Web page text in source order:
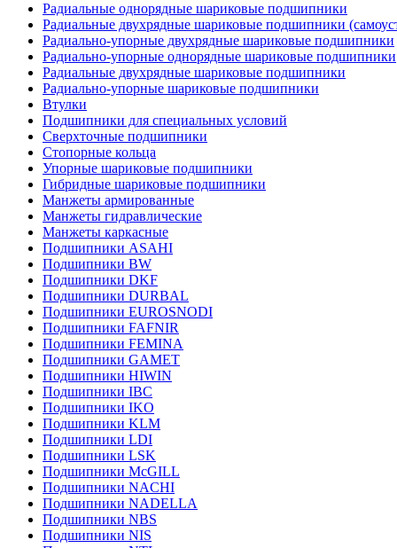
Радиальные однорядные шариковые подшипники
Радиальные двухрядные шариковые подшипники
Радиально-упорные двухрядные шариковые подшипники
Радиально-упорные однорядные шариковые подшипники
Радиальные двухрядные шариковые подшипники
Радиально-упорные шариковые подшипники
Втулки
Подшипники для специальных условий
Сверхточные подшипники
Стопорные кольца
Упорные шариковые подшипники
Гибридные шариковые подшипники
Манжеты армированные
Манжеты гидравлические
Манжеты каркасные
Подшипники ASAHI
Подшипники BW
Подшипники DKF
Подшипники DURBAL
Подшипники EUROSNODI
Подшипники FAFNIR
Подшипники FEMINA
Подшипники GAMET
Подшипники HIWIN
Подшипники IBC
Подшипники IKO
Подшипники KLM
Подшипники LDI
Подшипники LSK
Подшипники McGILL
Подшипники NACHI
Подшипники NADELLA
Подшипники NBS
Подшипники NIS